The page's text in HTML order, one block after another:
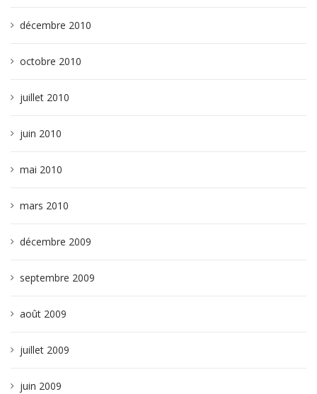
décembre 2010
octobre 2010
juillet 2010
juin 2010
mai 2010
mars 2010
décembre 2009
septembre 2009
août 2009
juillet 2009
juin 2009